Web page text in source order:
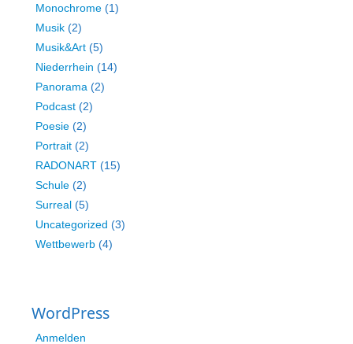
Monochrome (1)
Musik (2)
Musik&Art (5)
Niederrhein (14)
Panorama (2)
Podcast (2)
Poesie (2)
Portrait (2)
RADONART (15)
Schule (2)
Surreal (5)
Uncategorized (3)
Wettbewerb (4)
WordPress
Anmelden